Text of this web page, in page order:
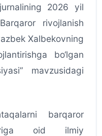
2026 yil
rivojlanish
Xalbekovning
bo‘lgan
mavzusidagi
barqaror
oid ilmiy